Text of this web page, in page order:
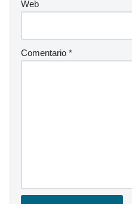
Web
Comentario *